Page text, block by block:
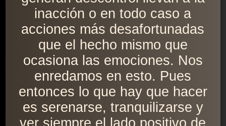
inacción o en todo caso a
acciones más desafortunadas
que el hecho mismo que
ocasiona las emociones. Nos
enredamos en esto. Pues
entonces lo que hay que hacer
es serenarse, tranquilizarse y